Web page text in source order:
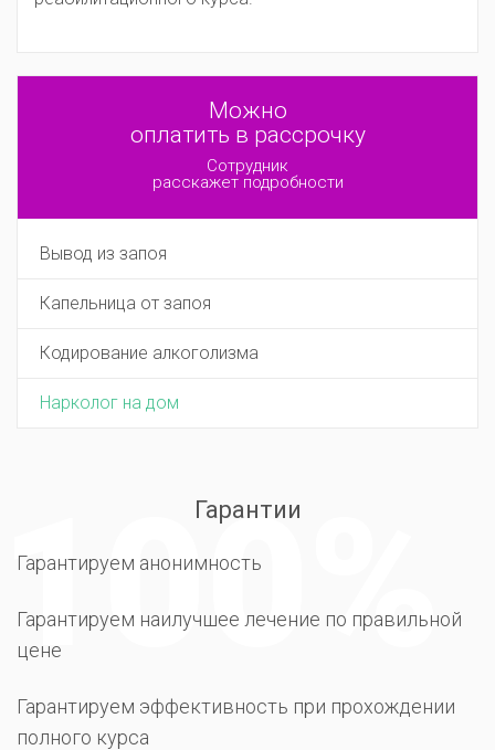
Можно
оплатить в рассрочку
Сотрудник
расскажет подробности
Вывод из запоя
Капельница от запоя
Кодирование алкоголизма
Нарколог на дом
Гарантии
Гарантируем анонимность
Гарантируем наилучшее лечение по правильной
цене
Гарантируем эффективность при прохождении
полного курса